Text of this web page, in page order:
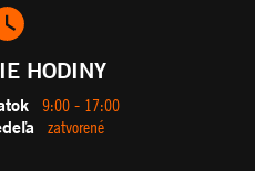
HODINY
9:00 - 17:00
zatvorené